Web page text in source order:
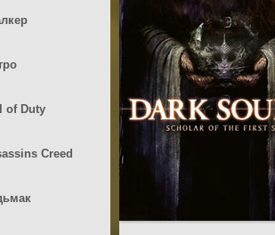
of Duty
Creed